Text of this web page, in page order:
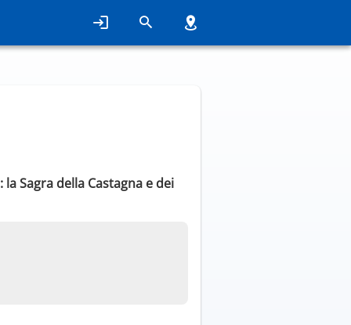
Sagra della Castagna e dei